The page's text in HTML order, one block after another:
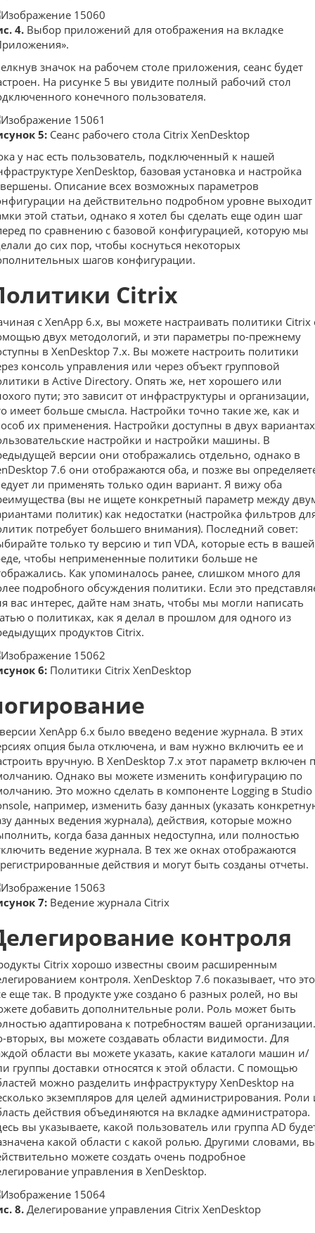
4. Выбор приложений для отображения на вкладке
значок на рабочем столе приложения, сеанс будет
На рисунке 5 вы увидите полный рабочий стол
конечного пользователя.
5: Сеанс рабочего стола Citrix XenDesktop
у нас есть пользователь, подключенный к нашей
XenDesktop, базовая установка и настройка
Описание всех возможных параметров
на действительно подробном уровне выходит
этой статьи, однако я хотел бы сделать еще один шаг
по сравнению с базовой конфигурацией, которую мы
до сих пор, чтобы коснуться некоторых
шагов конфигурации.
Citrix
с XenApp 6.x, вы можете настраивать политики Citrix
двух методологий, и эти параметры по-прежнему
в XenDesktop 7.x. Вы можете настроить политики
консоль управления или через объект групповой
в Active Directory. Опять же, нет хорошего или
пути; это зависит от инфраструктуры и организации,
имеет больше смысла. Настройки точно такие же, как и
их применения. Настройки доступны в двух
настройки и настройки машины. В
версии они отображались отдельно, однако в
7.6 они отображаются оба, и позже вы
ли применять только один вариант. Я вижу оба
(вы не ищете конкретный параметр между
политик) как недостатки (настройка фильтров
потребует большего внимания). Последний совет:
только ту версию и тип VDA, которые есть в вашей
чтобы непримененные политики больше не
Как упоминалось ранее, слишком много для
подробного обсуждения политики. Если это
вас интерес, дайте нам знать, чтобы мы могли написать
о политиках, как я делал в прошлом для одного из
продуктов Citrix.
6: Политики Citrix XenDesktop
XenApp 6.x было введено ведение журнала. В этих
опция была отключена, и вам нужно включить ее и
вручную. В XenDesktop 7.x этот параметр включен
Однако вы можете изменить конфигурацию по
Это можно сделать в компоненте Logging в Studio
например, изменить базу данных (указать
данных ведения журнала), действия, которые можно
когда база данных недоступна, или полностью
ведение журнала. В тех же окнах отображаются
действия и могут быть созданы отчеты.
7: Ведение журнала Citrix
контроля
Citrix хорошо известны своим расширенным
контроля. XenDesktop 7.6 показывает, что это
еще так. В продукте уже создано 6 разных ролей, но вы
добавить дополнительные роли. Роль может быть
адаптирована к потребностям вашей организации.
вторых, вы можете создавать области видимости. Для
области вы можете указать, какие каталоги машин и/
группы доставки относятся к этой области. С помощью
можно разделить инфраструктуру XenDesktop на
экземпляров для целей администрирования. Роли
действия объединяются на вкладке администратора.
вы указываете, какой пользователь или группа AD
какой области с какой ролью. Другими словами,
можете создать очень подробное
управления в XenDesktop.
8. Делегирование управления Citrix XenDesktop